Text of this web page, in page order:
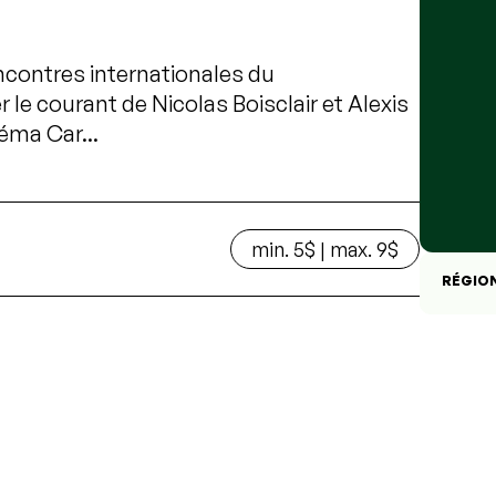
internationales du
courant de Nicolas Boisclair et Alexis
Car...
min. 5$ | max. 9$